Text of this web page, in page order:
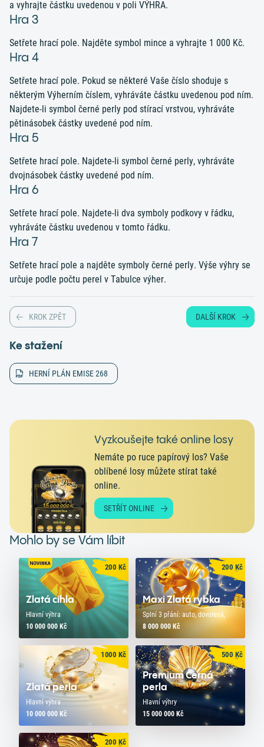
a vyhrajte částku uvedenou v poli VÝHRA.
Hra 3
Setřete hrací pole. Najděte symbol mince a vyhrajte 1 000 Kč.
Hra 4
Setřete hrací pole. Pokud se některé Vaše číslo shoduje s
některým Výherním číslem, vyhráváte částku uvedenou pod ním.
Najdete-li symbol černé perly pod stírací vrstvou, vyhráváte
pětinásobek částky uvedené pod ním.
Hra 5
Setřete hrací pole. Najdete-li symbol černé perly, vyhráváte
dvojnásobek částky uvedené pod ním.
Hra 6
Setřete hrací pole. Najdete-li dva symboly podkovy v řádku,
vyhráváte částku uvedenou v tomto řádku.
Hra 7
Setřete hrací pole a najděte symboly černé perly. Výše výhry se
určuje podle počtu perel v Tabulce výher.
KROK ZPĚT DALŠÍ KROK
Ke stažení
HERNÍ PLÁN EMISE 268
Vyzkoušejte také online losy
Nemáte po ruce papírový los? Vaše
oblíbené losy můžete stírat také
online.
SETŘÍT ONLINE
Mohlo by se Vám líbit
Zlatá cihla
Hlavní výhra
10 000 000 Kč
200Kč
Maxi Zlatá rybka
Splní 3 přání: auto, dovolená,
8 000 000 Kč
200Kč
Zlatá perla
Hlavní výhra
10 000 000 Kč
1000Kč
Premium Černá
perla
Hlavní výhry
15 000 000 Kč
500Kč
200Kč